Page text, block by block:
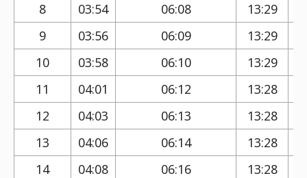
8
03:54 06:08 13:29
9
03:56 06:09 13:29
10
03:58 06:10 13:29
11
04:01 06:12 13:28
12
04:03 06:13 13:28
13
04:06 06:14 13:28
14
04:08 06:16 13:28